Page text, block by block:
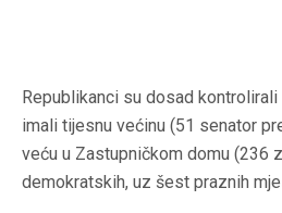
Republikanci su dosad kontrolirali
imali tijesnu većinu (51 senator
veću u Zastupničkom domu (236
demokratskih, uz šest praznih